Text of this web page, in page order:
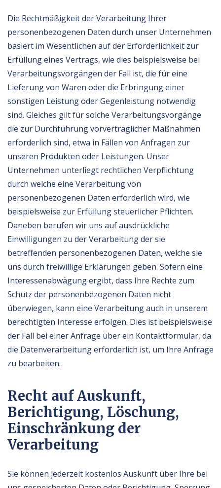
Die Rechtmäßigkeit der Verarbeitung Ihrer
personenbezogenen Daten durch unser Unternehmen
basiert im Wesentlichen auf der Erforderlichkeit zur
Erfüllung eines Vertrags, wie dies beispielsweise bei
Verarbeitungsvorgängen der Fall ist, die für eine
Lieferung von Waren oder die Erbringung einer
sonstigen Leistung oder Gegenleistung notwendig
sind. Gleiches gilt für solche Verarbeitungsvorgänge
die zur Durchführung vorvertraglicher Maßnahmen
erforderlich sind, etwa in Fällen von Anfragen zur
unseren Produkten oder Leistungen. Unser
Unternehmen unterliegt rechtlichen Verpflichtung
durch welche eine Verarbeitung von
personenbezogenen Daten erforderlich wird, wie
beispielsweise zur Erfüllung steuerlicher Pflichten.
Daneben berufen wir uns auf ausdrückliche
Einwilligungen zu der Verarbeitung der sie
betreffenden personenbezogenen Daten, welche sie
uns durch freiwillige Erklärungen geben. Sofern eine
Interessenabwägung ergibt, dass Ihre Rechte zum
Schutz der personenbezogenen Daten nicht
überwiegen, kann eine Verarbeitung auch in unserem
berechtigten Interesse erfolgen. Dies ist beispielsweise
der Fall bei einer Anfrage über ein Kontaktformular, da
die Datenverarbeitung erforderlich ist, um Ihre Anfrage
zu bearbeiten.
Recht auf Auskunft,
Berichtigung, Löschung,
Einschränkung der
Verarbeitung
Sie können jederzeit kostenlos Auskunft über Ihre bei